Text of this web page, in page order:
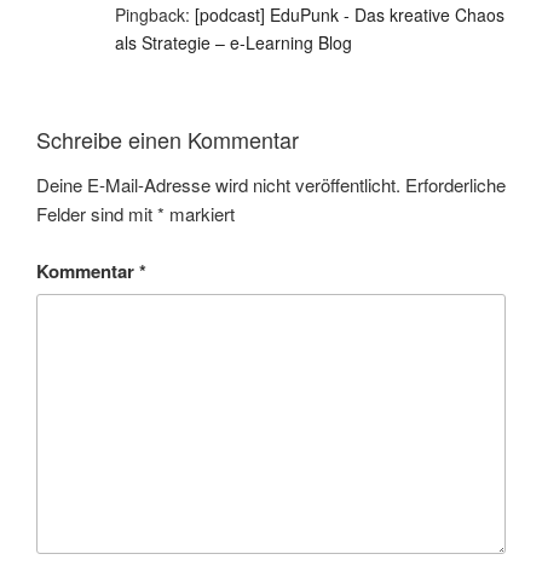
Pingback: [podcast] EduPunk - Das kreative Chaos
als Strategie – e-Learning Blog
Schreibe einen Kommentar
Deine E-Mail-Adresse wird nicht veröffentlicht. Erforderliche
Felder sind mit* markiert
Kommentar*